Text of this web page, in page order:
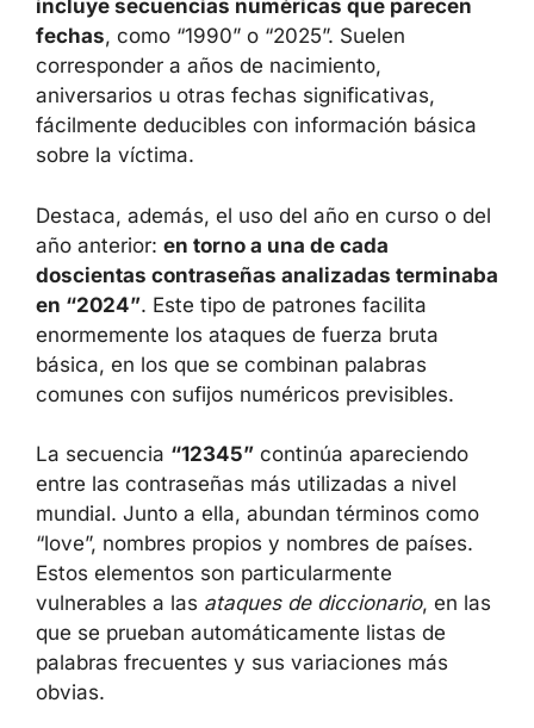
propias claves. El análisis muestra que
aproximadamente una de cada diez
contraseñas comprometidas incluye
secuencias numéricas que parecen fechas
como “1990” o “2025”. Suelen corresponder a
años de nacimiento, aniversarios u otras
con información básica sobre la víctima.
Destaca, además, el uso del año en curso o
del año anterior: en torno a una de cada
doscientas contraseñas analizadas
terminaba en “2024”. Este tipo de patrones
facilita enormemente los ataques de fuerza
palabras comunes con sufijos numéricos
previsibles.
La secuencia“12345”continúa apareciendo
entre las contraseñas más utilizadas a nivel
mundial. Junto a ella, abundan términos como
“love”, nombres propios y nombres de países.
Estos elementos son particularmente
vulnerables a las